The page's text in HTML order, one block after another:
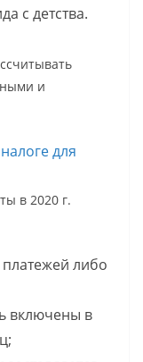
с детства.
и
для
в 2020 г.
платежей либо
включены в